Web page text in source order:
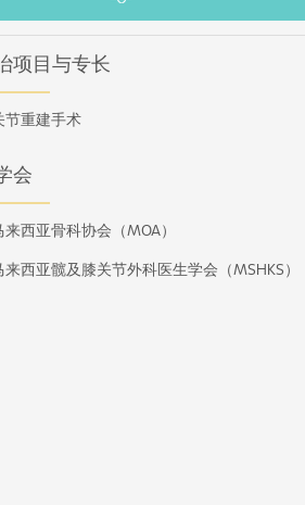
项目与专长
节重建手术
会
来西亚骨科协会（MOA）
来西亚髋及膝关节外科医生学会（MSHKS）